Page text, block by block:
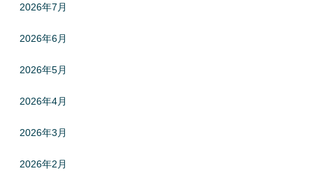
2026年7月
2026年6月
2026年5月
2026年4月
2026年3月
2026年2月